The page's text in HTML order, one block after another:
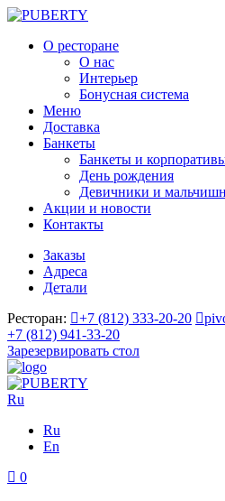
О ресторане
О нас
Интерьер
Бонусная система
Меню
Доставка
Банкеты
Банкеты и
День рождения
Девичники и
Акции и новости
Контакты
Заказы
Адреса
Детали
Ресторан:
+7 (812) 333-20-20
+7 (812) 941-33-20
Зарезервировать стол
Ru
Ru
En
0